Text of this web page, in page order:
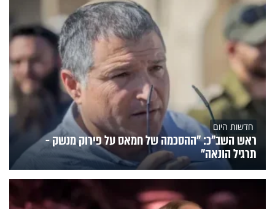
חדשות היום
ראש השב"כ: "ההסכמה של חמאס על פירוק מנשק -
תרגיל הונאה"